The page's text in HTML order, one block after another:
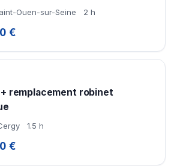
Ouen-sur-Seine 2 h
€
remplacement robinet
1.5 h
€